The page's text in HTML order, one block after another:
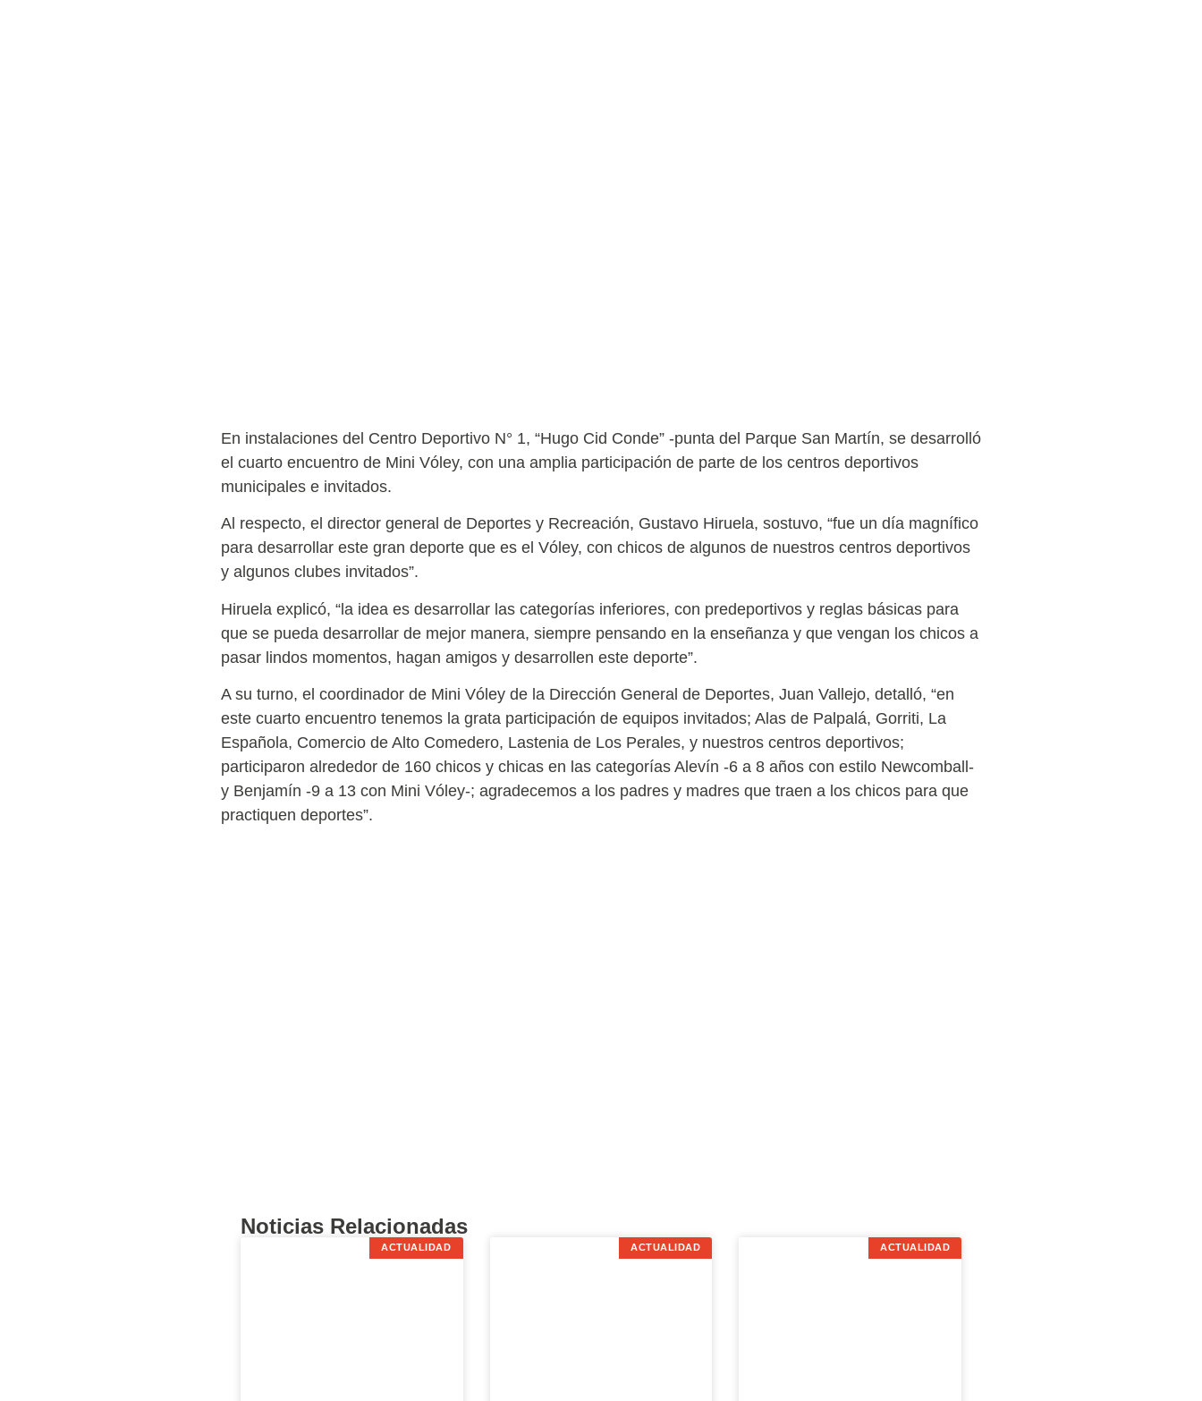
En instalaciones del Centro Deportivo N° 1, “Hugo Cid Conde” -punta del Parque San Martín, se desarrolló
el cuarto encuentro de Mini Vóley, con una amplia participación de parte de los centros deportivos
municipales e invitados.
Al respecto, el director general de Deportes y Recreación, Gustavo Hiruela, sostuvo, “fue un día magnífico
para desarrollar este gran deporte que es el Vóley, con chicos de algunos de nuestros centros deportivos
y algunos clubes invitados”.
Hiruela explicó, “la idea es desarrollar las categorías inferiores, con predeportivos y reglas básicas para
que se pueda desarrollar de mejor manera, siempre pensando en la enseñanza y que vengan los chicos a
pasar lindos momentos, hagan amigos y desarrollen este deporte”.
A su turno, el coordinador de Mini Vóley de la Dirección General de Deportes, Juan Vallejo, detalló, “en
este cuarto encuentro tenemos la grata participación de equipos invitados; Alas de Palpalá, Gorriti, La
Española, Comercio de Alto Comedero, Lastenia de Los Perales, y nuestros centros deportivos;
participaron alrededor de 160 chicos y chicas en las categorías Alevín -6 a 8 años con estilo Newcomball-
y Benjamín -9 a 13 con Mini Vóley-; agradecemos a los padres y madres que traen a los chicos para que
practiquen deportes”.
Noticias Relacionadas
ACTUALIDAD ACTUALIDAD ACTUALIDAD